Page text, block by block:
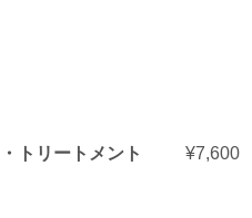
トリートメント ¥7,600